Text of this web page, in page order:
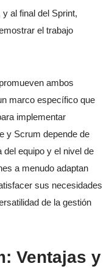
al final del Sprint,
el trabajo
ambos
marco específico que
implementar
y Scrum depende de
equipo y el nivel de
a menudo adaptan
sus necesidades
de la gestión
Ventajas y